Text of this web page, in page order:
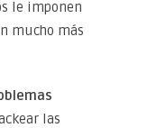
le imponen
mucho más
las